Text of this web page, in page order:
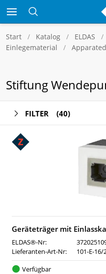
Start Katalog ELDAS
Einlegematerial
Stiftung
FILTER (40)
Geräteträger mit
ELDAS®-Nr:
Lieferanten-Art-Nr:
101-E-16/
Verfügbar